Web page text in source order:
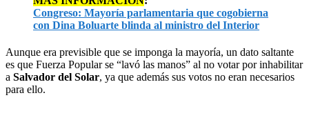
Congreso: Mayoría parlamentaria que cogobierna
con Dina Boluarte blinda al ministro del Interior
Aunque era previsible que se imponga la mayoría, un dato saltante
es que Fuerza Popular se “lavó las manos” al no votar por inhabilitar
a Salvador del Solar, ya que además sus votos no eran necesarios
para ello.